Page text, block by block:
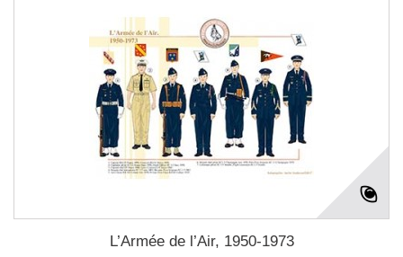
L’Armée de l’Air, 1950-1973